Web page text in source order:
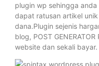
plugin wp sehingga
dapat ratusan artikel
dana.Plugin sejenis
blog, POST
website dan sekali bayar.